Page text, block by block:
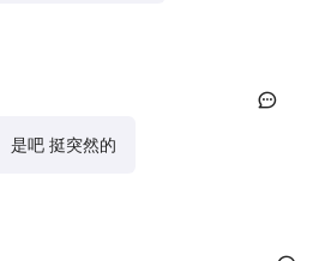
是吧 挺突然的